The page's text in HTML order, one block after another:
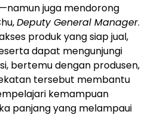
juga mendorong
Deputy General Manager.
produk yang siap jual,
dapat mengunjungi
bertemu dengan produsen,
tersebut membantu
kemampuan
panjang yang melampaui